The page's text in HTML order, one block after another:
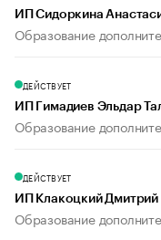
ИП Сидоркина
Образование
ДЕЙСТВУЕТ
ИП Гимадиев Эльдар
Образование
ДЕЙСТВУЕТ
ИП Клакоцкий
Образование